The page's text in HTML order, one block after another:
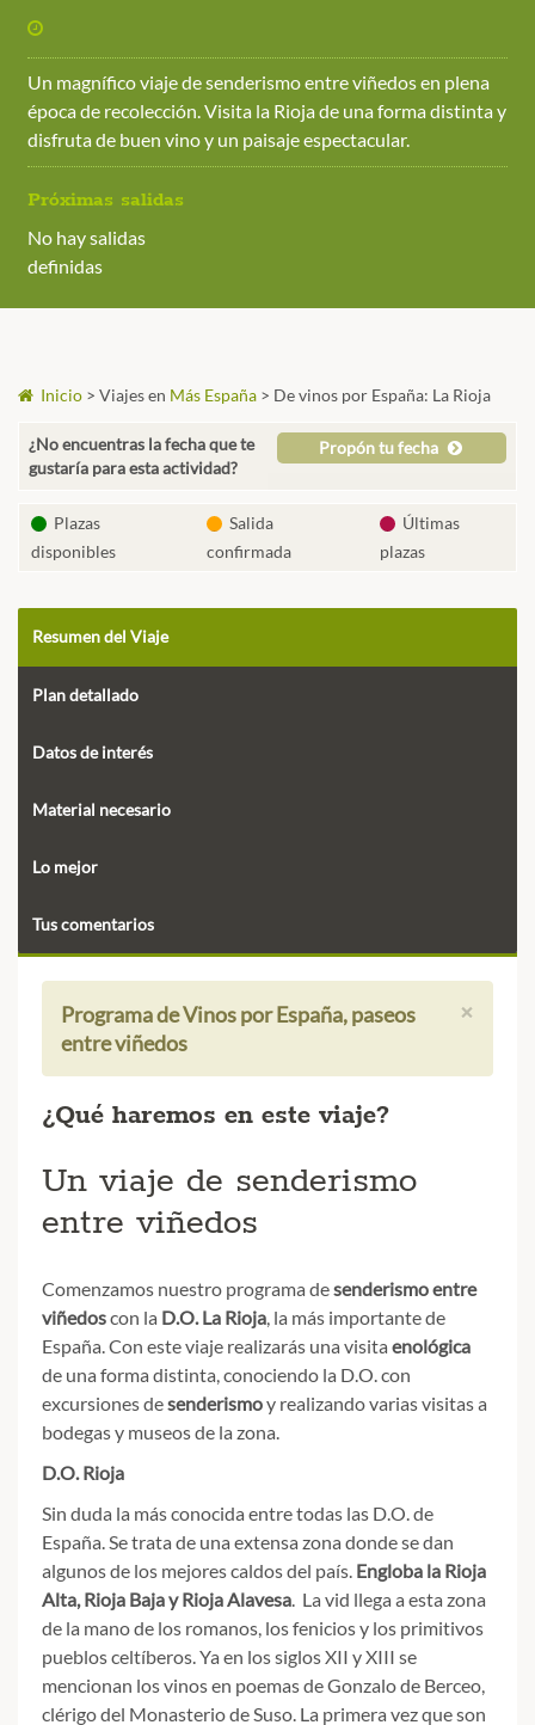
Un magnífico viaje de senderismo entre viñedos en plena
época de recolección. Visita la Rioja de una forma distinta y
disfruta de buen vino y un paisaje espectacular.
Próximas salidas
No hay salidas
definidas
Inicio > Viajes en Más España > De vinos por España: La Rioja
¿No encuentras la fecha que te
gustaría para esta actividad?
Propón tu fecha
Plazas
disponibles
Salida
confirmada
Últimas
plazas
Resumen del Viaje
Plan detallado
Datos de interés
Material necesario
Lo mejor
Tus comentarios
×
Programa de Vinos por España, paseos
entre viñedos
¿Qué haremos en este viaje?
Un viaje de senderismo
entre viñedos
Comenzamos nuestro programa desenderismo entre
viñedoscon la D.O. La Rioja, la más importante de
España. Con este viaje realizarás una visita enológica
de una forma distinta, conociendo la D.O. con
excursiones desenderismoy realizando varias visitas a
bodegas y museos de la zona.
D.O. Rioja
Sin duda la más conocida entre todas las D.O. de
España. Se trata de una extensa zona donde se dan
algunos de los mejores caldos del país. Engloba la Rioja
Alta, Rioja Baja y Rioja Alavesa. La vid llega a esta zona
de la mano de los romanos, los fenicios y los primitivos
pueblos celtíberos. Ya en los siglos XII y XIII se
mencionan los vinos en poemas de Gonzalo de Berceo,
clérigo del Monasterio de Suso. La primera vez que son